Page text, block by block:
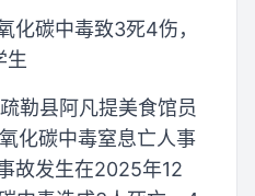
化碳中毒致3死4伤，
生
勒县阿凡提美食馆员
化碳中毒窒息亡人事
故发生在2025年12